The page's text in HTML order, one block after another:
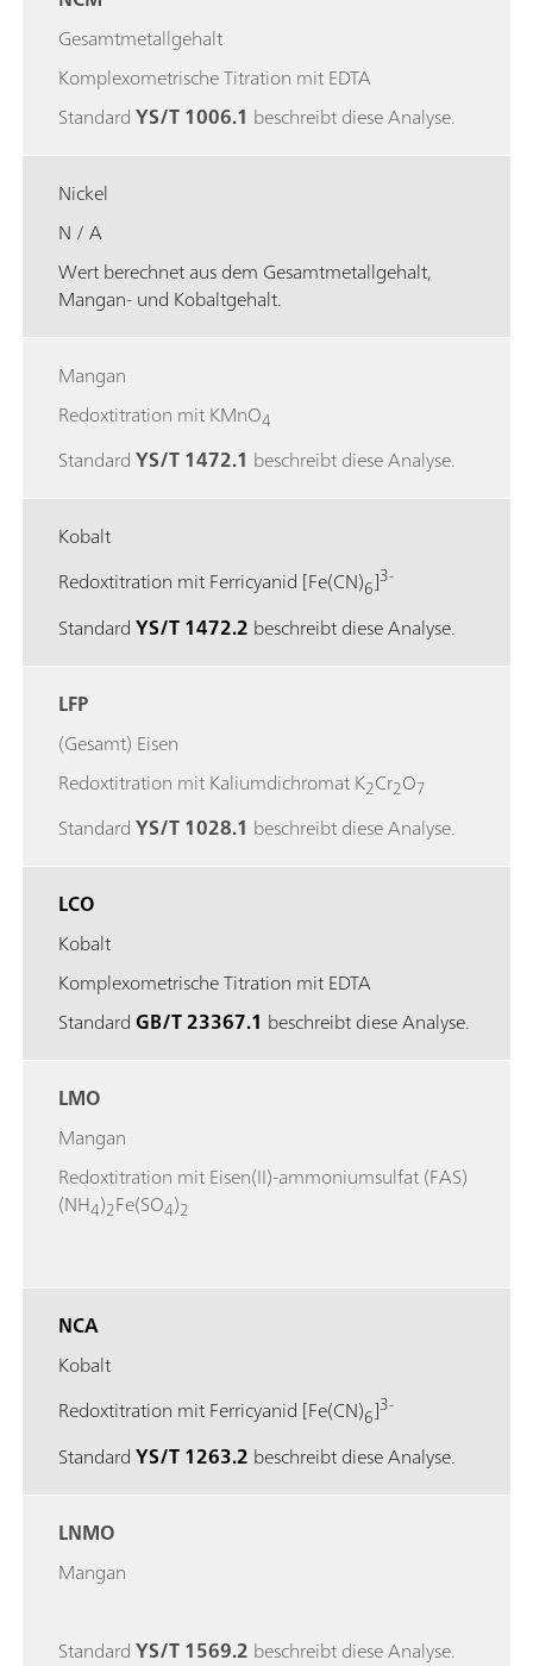
Gesamtmetallgehalt
Komplexometrische Titration mit EDTA
StandardYS/T 1006.1 beschreibt diese Analyse.
Nickel
N / A
Wert berechnet aus dem Gesamtmetallgehalt,
Mangan- und Kobaltgehalt.
Mangan
Redoxtitration mit KMnO4
StandardYS/T 1472.1 beschreibt diese Analyse.
Kobalt
Redoxtitration mit Ferricyanid [Fe(CN)6]3-
StandardYS/T 1472.2 beschreibt diese Analyse.
LFP
(Gesamt) Eisen
Redoxtitration mit Kaliumdichromat K2Cr2O7
StandardYS/T 1028.1 beschreibt diese Analyse.
LCO
Kobalt
Komplexometrische Titration mit EDTA
StandardGB/T 23367.1 beschreibt diese Analyse.
LMO
Mangan
Redoxtitration mit Eisen(II)-ammoniumsulfat (FAS)
(NH4)2Fe(SO4)2
NCA
Kobalt
Redoxtitration mit Ferricyanid [Fe(CN)6]3-
StandardYS/T 1263.2 beschreibt diese Analyse.
LNMO
Mangan
StandardYS/T 1569.2 beschreibt diese Analyse.